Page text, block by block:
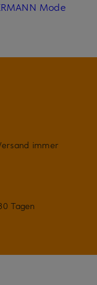
Mode
immer
Tagen